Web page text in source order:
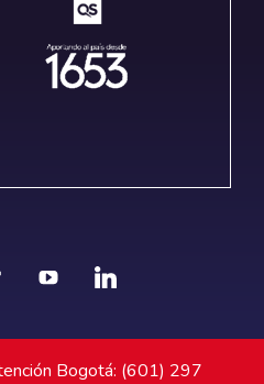
Bogotá: (601) 297